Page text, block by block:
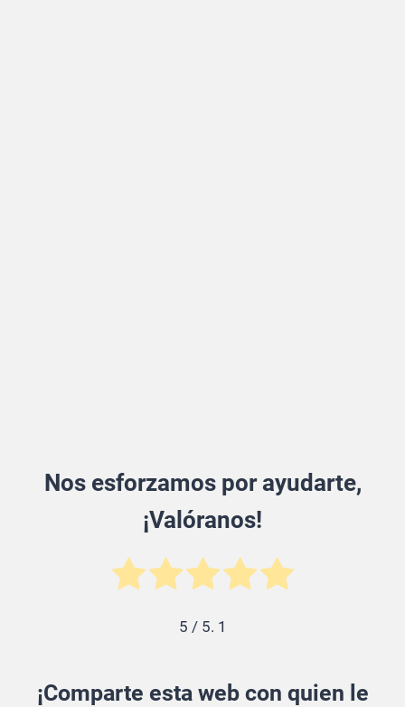
Nos esforzamos por ayudarte,
¡Valóranos!
5 / 5. 1
¡Comparte esta web con quien le